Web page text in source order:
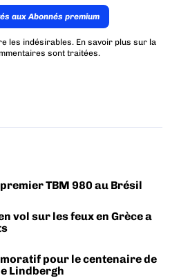
aux Abonnés premium
les indésirables. En savoir plus sur la
sont traitées.
TBM 980 au Brésil
vol sur les feux en Grèce a
pour le centenaire de
Lindbergh